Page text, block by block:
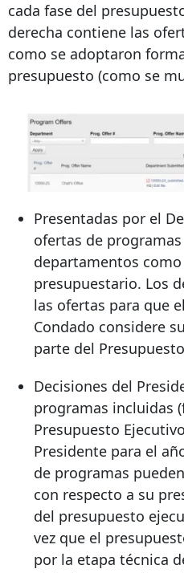
cada fase del
derecha contiene las
como se adoptaron
presupuesto (como se
Presentadas por el
ofertas de
departamentos
presupuestario. Los
las ofertas para que
Condado considere
parte del
Decisiones del
programas incluidas
Presupuesto
Presidente para el
de programas
con respecto a su
del presupuesto
vez que el
por la etapa técnica